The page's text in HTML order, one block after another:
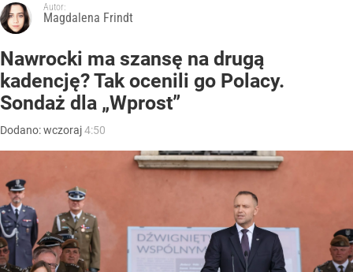
Autor:
Magdalena Frindt
Nawrocki ma szansę na drugą
kadencję? Tak ocenili go Polacy.
Sondaż dla „Wprost”
Dodano:wczoraj4:50